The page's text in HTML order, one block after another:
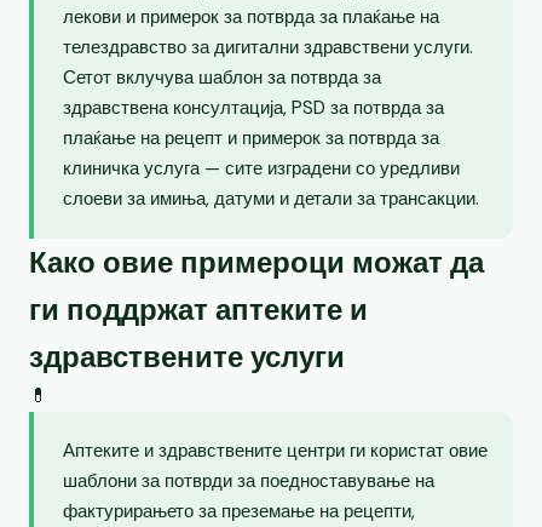
лекови и примерок за потврда за плаќање на
телездравство за дигитални здравствени услуги.
Сетот вклучува шаблон за потврда за
здравствена консултација, PSD за потврда за
плаќање на рецепт и примерок за потврда за
клиничка услуга — сите изградени со уредливи
слоеви за имиња, датуми и детали за трансакции.
Како овие примероци можат да
ги поддржат аптеките и
здравствените услуги
💊
Аптеките и здравствените центри ги користат овие
шаблони за потврди за поедноставување на
фактурирањето за преземање на рецепти,